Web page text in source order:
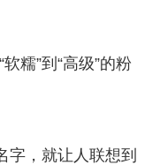
糯”到“高级”的粉
字，就让人联想到